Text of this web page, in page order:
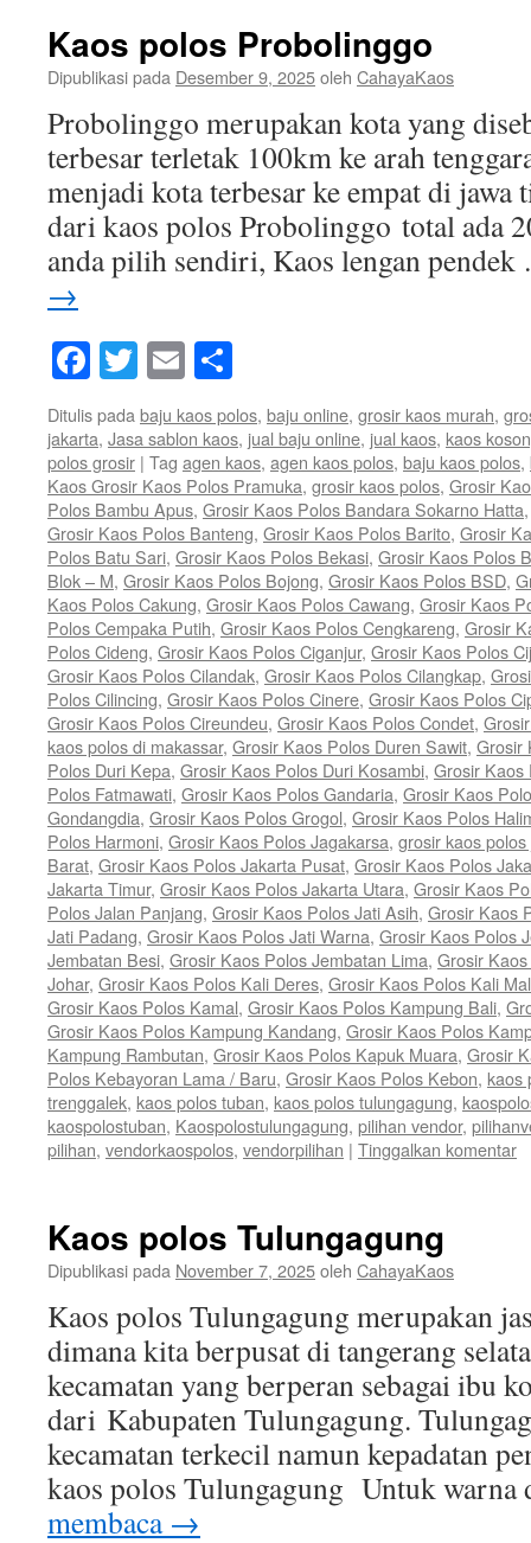
Kaos polos Probolinggo
Dipublikasi pada Desember 9, 2025oleh CahayaKaos
Probolinggo merupakan kota yang
terbesar terletak 100km ke arah
menjadi kota terbesar ke empat di
dari kaos polos Probolinggo total ada
anda pilih sendiri, Kaos lengan
→
Facebook
Twitter
Email
Ditulis pada baju kaos polos, baju online, grosir kaos murah,
jakarta, Jasa sablon kaos, jual baju online, jual kaos, kaos
polos grosir | Tag agen kaos, agen kaos polos, baju kaos polos,
Kaos Grosir Kaos Polos Pramuka, grosir kaos polos, Grosir
Polos Bambu Apus, Grosir Kaos Polos Bandara Sokarno Hatta
Grosir Kaos Polos Banteng, Grosir Kaos Polos Barito, Grosir
Polos Batu Sari, Grosir Kaos Polos Bekasi, Grosir Kaos Polos
Blok – M, Grosir Kaos Polos Bojong, Grosir Kaos Polos BSD,
Kaos Polos Cakung, Grosir Kaos Polos Cawang, Grosir Kaos
Polos Cempaka Putih, Grosir Kaos Polos Cengkareng, Grosir
Polos Cideng, Grosir Kaos Polos Ciganjur, Grosir Kaos Polos
Grosir Kaos Polos Cilandak, Grosir Kaos Polos Cilangkap,
Polos Cilincing, Grosir Kaos Polos Cinere, Grosir Kaos Polos
Grosir Kaos Polos Cireundeu, Grosir Kaos Polos Condet,
kaos polos di makassar, Grosir Kaos Polos Duren Sawit, Grosir
Polos Duri Kepa, Grosir Kaos Polos Duri Kosambi, Grosir Kaos
Polos Fatmawati, Grosir Kaos Polos Gandaria, Grosir Kaos
Gondangdia, Grosir Kaos Polos Grogol, Grosir Kaos Polos
Polos Harmoni, Grosir Kaos Polos Jagakarsa, grosir kaos
Barat, Grosir Kaos Polos Jakarta Pusat, Grosir Kaos Polos
Jakarta Timur, Grosir Kaos Polos Jakarta Utara, Grosir Kaos
Polos Jalan Panjang, Grosir Kaos Polos Jati Asih, Grosir Kaos
Jati Padang, Grosir Kaos Polos Jati Warna, Grosir Kaos Polos
Jembatan Besi, Grosir Kaos Polos Jembatan Lima, Grosir
Johar, Grosir Kaos Polos Kali Deres, Grosir Kaos Polos Kali
Grosir Kaos Polos Kamal, Grosir Kaos Polos Kampung Bali,
Grosir Kaos Polos Kampung Kandang, Grosir Kaos Polos
Kampung Rambutan, Grosir Kaos Polos Kapuk Muara, Grosir
Polos Kebayoran Lama / Baru, Grosir Kaos Polos Kebon, kaos
trenggalek, kaos polos tuban, kaos polos tulungagung,
kaospolostuban, Kaospolostulungagung, pilihan vendor,
pilihan, vendorkaospolos, vendorpilihan | Tinggalkan komentar
Kaos polos Tulungagung
Dipublikasi pada November 7, 2025oleh CahayaKaos
Kaos polos Tulungagung merupakan
dimana kita berpusat di tangerang
kecamatan yang berperan sebagai ibu
dari Kabupaten Tulungagung.
kecamatan terkecil namun kepadatan
kaos polos Tulungagung Untuk
membaca →